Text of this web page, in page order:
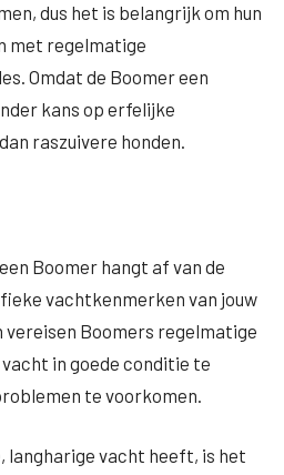
dus het is belangrijk om hun
met regelmatige
Omdat de Boomer een
kans op erfelijke
raszuivere honden.
Boomer hangt af van de
vachtkenmerken van jouw
vereisen Boomers regelmatige
in goede conditie te
te voorkomen.
langharige vacht heeft, is het